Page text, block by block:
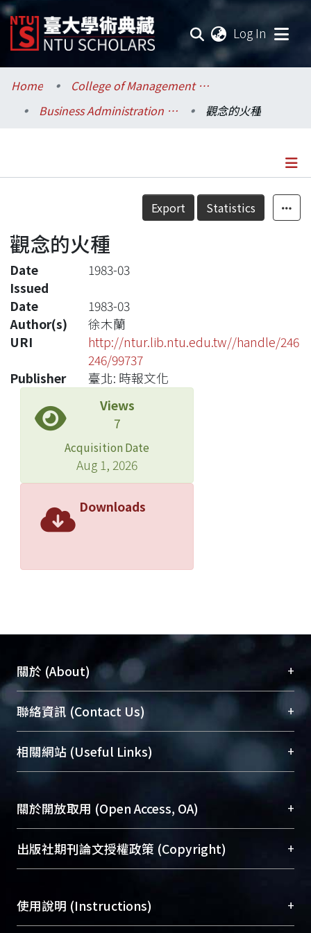
Log In
Communities & Collections
Research Outputs
Statistics
Home
College of Management / 管理學院
Business Administration / 工商管理學系暨商學研究所
觀念的火種
Details
Export Statistics
觀念的火種
Date
Issued
1983-03
Date
1983-03
Author(s)
徐木蘭
URI
http://ntur.lib.ntu.edu.tw//handle/246
246/99737
Publisher
臺北: 時報文化
Views
7
Acquisition Date
Aug 1, 2026
Downloads
關於 (About) +
臺大位居世界頂尖大學之列，為永久珍藏及向國際
展現本校豐碩的研究成果及學術能量，圖書館整合
機構典藏（NTUR）與學術庫（AH）不同功能平
台，成為臺大學術典藏NTU scholars。期能整合研
究能量、促進交流合作、保存學術產出、推廣研究
成果。
To permanently archive and promote researcher
profiles and scholarly works, Library integrates the
services of “NTU Repository” with “Academic
聯絡資訊 (Contact Us) +
總館學科館員(Main Library)
醫學圖書館學科館員(Medical Library)
(Social
Sciences Library)
相關網站 (Useful Links) +
關於開放取用 (Open Access, OA) +
開放取用是從使用者角度提升資訊取用性的社會運
動，應用在學術研究上是透過將研究著作公開供使
用逐年攀升。同時可加速研究發展、提升研究影響
出版社期刊論文授權政策 (Copyright) +
含部分內容的版權非匯入者所有，或由第三方贊
助與合作完成，請確認該版權所有者及第三方同
使用說明 (Instructions) +